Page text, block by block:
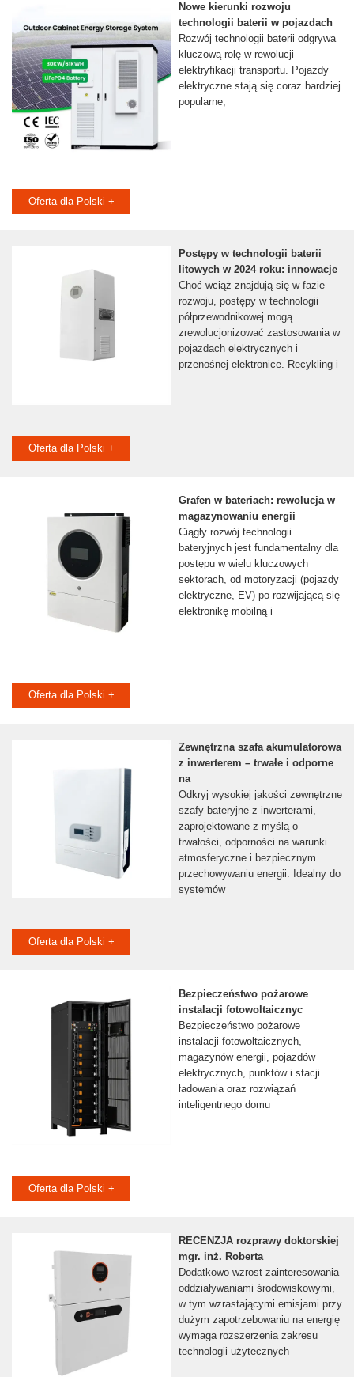
Nowe kierunki rozwoju
technologii baterii w pojazdach
Rozwój technologii baterii odgrywa
kluczową rolę w rewolucji
elektryfikacji transportu. Pojazdy
elektryczne stają się coraz bardziej
popularne,
Oferta dla Polski +
Postępy w technologii baterii
litowych w 2024 roku: innowacje
Choć wciąż znajdują się w fazie
rozwoju, postępy w technologii
półprzewodnikowej mogą
zrewolucjonizować zastosowania w
pojazdach elektrycznych i
przenośnej elektronice. Recykling i
Oferta dla Polski +
Grafen w bateriach: rewolucja w
magazynowaniu energii
Ciągły rozwój technologii
bateryjnych jest fundamentalny dla
postępu w wielu kluczowych
sektorach, od motoryzacji (pojazdy
elektryczne, EV) po rozwijającą się
elektronikę mobilną i
Oferta dla Polski +
Zewnętrzna szafa akumulatorowa
z inwerterem – trwałe i odporne
na
Odkryj wysokiej jakości zewnętrzne
szafy bateryjne z inwerterami,
zaprojektowane z myślą o
trwałości, odporności na warunki
atmosferyczne i bezpiecznym
przechowywaniu energii. Idealny do
systemów
Oferta dla Polski +
Bezpieczeństwo pożarowe
instalacji fotowoltaicznyc
Bezpieczeństwo pożarowe
instalacji fotowoltaicznych,
magazynów energii, pojazdów
elektrycznych, punktów i stacji
ładowania oraz rozwiązań
inteligentnego domu
Oferta dla Polski +
RECENZJA rozprawy doktorskiej
mgr. inż. Roberta
Dodatkowo wzrost zainteresowania
oddziaływaniami środowiskowymi,
w tym wzrastającymi emisjami przy
dużym zapotrzebowaniu na energię
wymaga rozszerzenia zakresu
technologii użytecznych